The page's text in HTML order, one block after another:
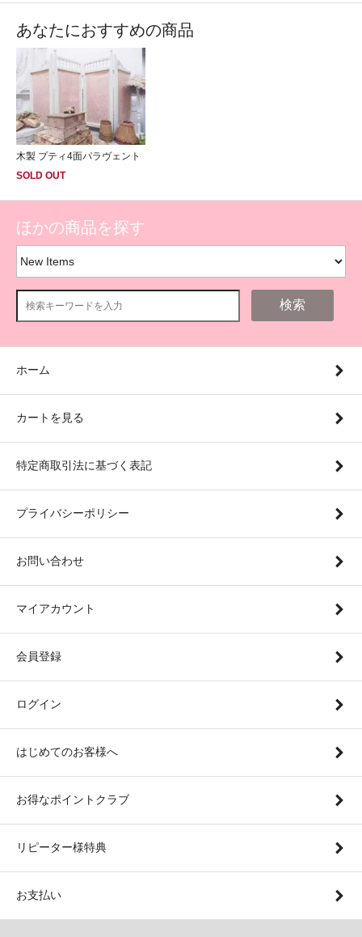
あなたにおすすめの商品
木製 プティ4面パラヴェント
SOLD OUT
ほかの商品を探す
検索
ホーム
カートを見る
特定商取引法に基づく表記
プライバシーポリシー
お問い合わせ
マイアカウント
会員登録
ログイン
はじめてのお客様へ
お得なポイントクラブ
リピーター様特典
お支払い